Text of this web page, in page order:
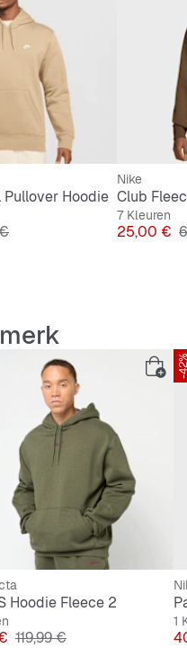
Hoodie
Prijs
Nike
Club
7 Kleuren
Prijs
25,00 €
Hoodie Fleece 2
Originele Prijs
119,99 €
-42%
1